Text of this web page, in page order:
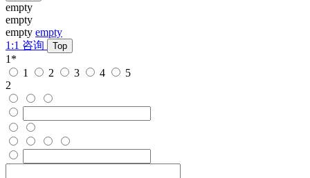
empty
empty
empty empty
1:1 咨询
Top
1 *
1
2 3 4
5
2